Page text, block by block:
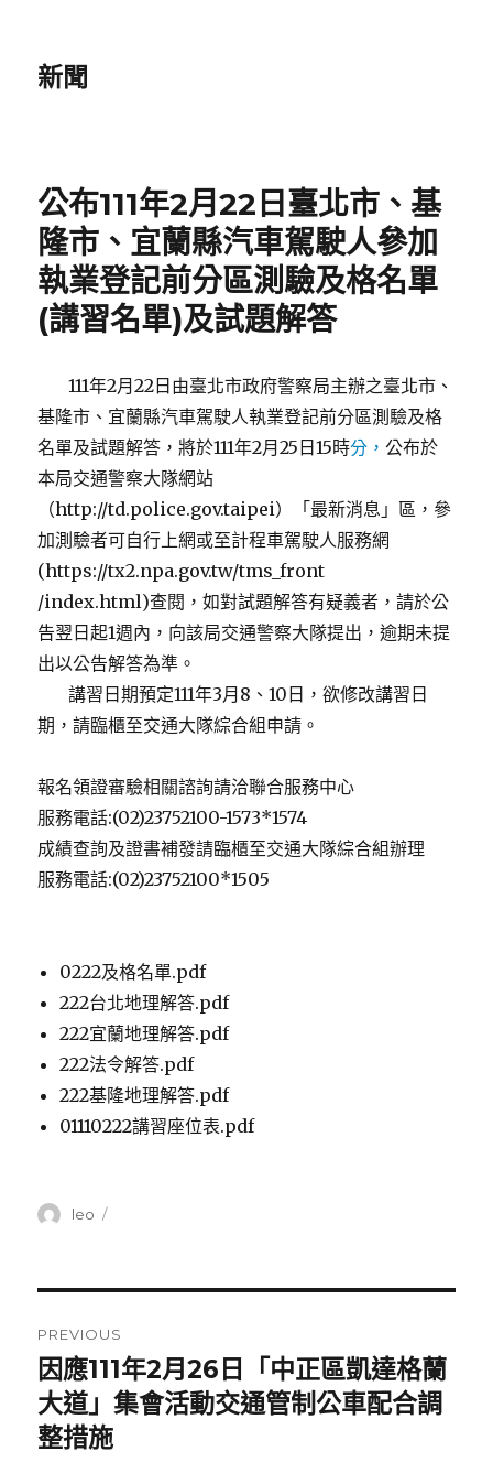
新聞
公布111年2月22日臺北市、基
隆市、宜蘭縣汽車駕駛人參加
執業登記前分區測驗及格名單
(講習名單)及試題解答
111年2月22日由臺北市政府警察局主辦之臺北市、
基隆市、宜蘭縣汽車駕駛人執業登記前分區測驗及格
名單及試題解答，將於111年2月25日15時分，公布於
本局交通警察大隊網站
（http://td.police.gov.taipei）「最新消息」區，參
加測驗者可自行上網或至計程車駕駛人服務網
(https://tx2.npa.gov.tw/tms_front
/index.html)查閱，如對試題解答有疑義者，請於公
告翌日起1週內，向該局交通警察大隊提出，逾期未提
出以公告解答為準。
講習日期預定111年3月8、10日，欲修改講習日
期，請臨櫃至交通大隊綜合組申請。
報名領證審驗相關諮詢請洽聯合服務中心
服務電話:(02)23752100-1573*1574
成績查詢及證書補發請臨櫃至交通大隊綜合組辦理
服務電話:(02)23752100*1505
0222及格名單.pdf
222台北地理解答.pdf
222宜蘭地理解答.pdf
222法令解答.pdf
222基隆地理解答.pdf
01110222講習座位表.pdf
Author
leo
navigation
PREVIOUS
Previous
post:
因應111年2月26日「中正區凱達格蘭
大道」集會活動交通管制公車配合調
整措施